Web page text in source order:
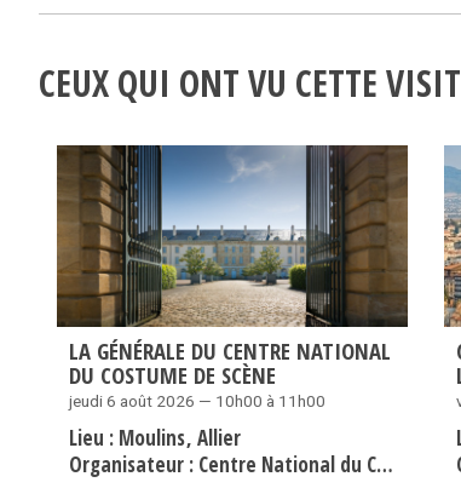
CEUX QUI ONT VU CETTE
LA GÉNÉRALE DU CENTRE NATIONAL
DU COSTUME DE SCÈNE
jeudi 6 août 2026 — 10h00 à 11h00
Lieu : Moulins Allier
Organisateur : Centre National du Costume de Scène